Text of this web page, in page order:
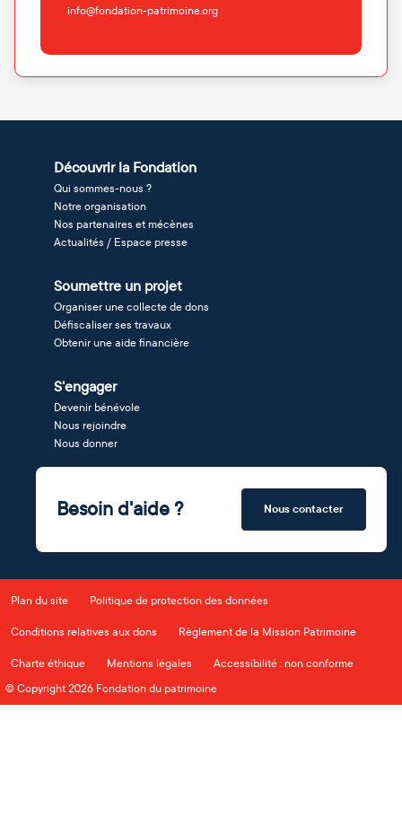
info@fondation-patrimoine.org
Découvrir la Fondation
Qui sommes-nous ?
Notre organisation
Nos partenaires et mécènes
Actualités / Espace presse
Soumettre un projet
Organiser une collecte de dons
Défiscaliser ses travaux
Obtenir une aide financière
S'engager
Devenir bénévole
Nous rejoindre
Nous donner
Besoin d'aide ? Nous contacter
Plan du site Politique de protection des données
Conditions relatives aux dons Règlement de la Mission Patrimoine
Charte éthique Mentions légales
Accessibilité : non conforme
© Copyright 2026 Fondation du patrimoine